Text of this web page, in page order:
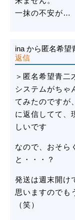
一抹の不安が…
ina から匿名希望
返信
＞匿名希望青二
システムがちゃ
てみたのですが
に返信してて、
しいです
なので、おそら
と・・・？
発送は週末開け
思いますのでも
（笑）